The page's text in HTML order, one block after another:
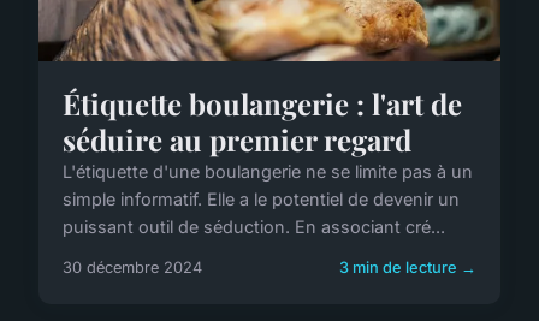
Étiquette boulangerie : l'art de
séduire au premier regard
L'étiquette d'une boulangerie ne se limite pas à un
simple informatif. Elle a le potentiel de devenir un
puissant outil de séduction. En associant cré...
30 décembre 2024 3 min de lecture →